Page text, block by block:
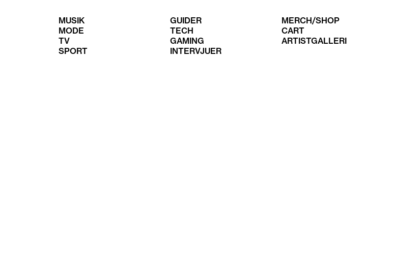
MUSIK
MODE
TV
SPORT
GUIDER
TECH
GAMING
INTERVJUER
MERCH/SHOP
CART
ARTISTGALLERI